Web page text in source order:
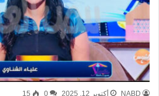
NABD أكتوبر 12, 2025 0
15